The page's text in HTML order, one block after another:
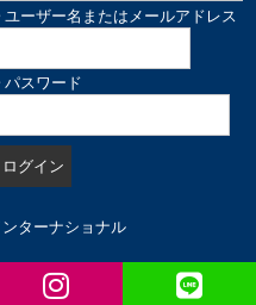
ユーザー名またはメールアドレス
パスワード
ターナショナル